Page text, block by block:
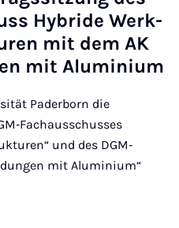
Hy­bri­de Werk­
mit dem AK
mit Alu­mi­ni­um
Paderborn die
und des DGM‐
mit Aluminium“